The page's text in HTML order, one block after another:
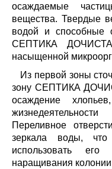
осаждаемые
вещества. Твердые
водой и способные
СЕПТИКА
насыщенной
Из первой зоны
зону СЕПТИКА
осаждение
жизнедеятельности
Переливное
зеркала воды,
использовать его
наращивания колонии